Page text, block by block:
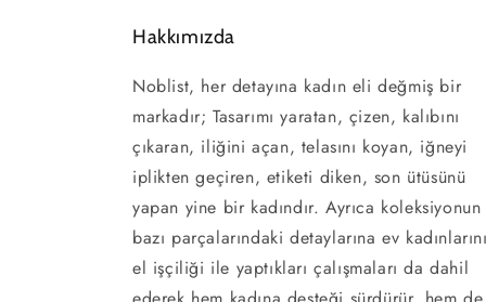
Hakkımızda
Noblist, her detayına kadın eli değmiş bir
markadır; Tasarımı yaratan, çizen, kalıbını
çıkaran, iliğini açan, telasını koyan, iğneyi
iplikten geçiren, etiketi diken, son ütüsünü
yapan yine bir kadındır. Ayrıca koleksiyonun
bazı parçalarındaki detaylarına ev
el işçiliği ile yaptıkları çalışmaları da dahil